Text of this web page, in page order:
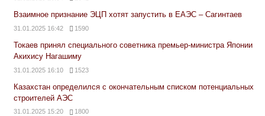
Взаимное признание ЭЦП хотят запустить в ЕАЭС – Сагинтаев
31.01.2025 16:42 1590
Токаев принял специального советника премьер-министра Японии
Акихису Нагашиму
31.01.2025 16:10 1523
Казахстан определился с окончательным списком потенциальных
строителей АЭС
31.01.2025 15:20 1800